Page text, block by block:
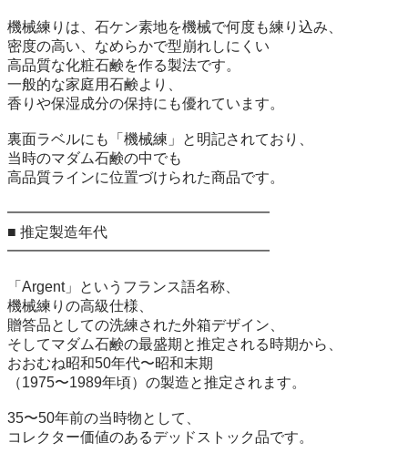
機械練りは、石ケン素地を機械で何度も練り込み、
密度の高い、なめらかで型崩れしにくい
高品質な化粧石鹸を作る製法です。
一般的な家庭用石鹸より、
香りや保湿成分の保持にも優れています。
裏面ラベルにも「機械練」と明記されており、
当時のマダム石鹸の中でも
高品質ラインに位置づけられた商品です。
━━━━━━━━━━━━━━━━━━
■ 推定製造年代
━━━━━━━━━━━━━━━━━━
「Argent」というフランス語名称、
機械練りの高級仕様、
贈答品としての洗練された外箱デザイン、
そしてマダム石鹸の最盛期と推定される時期から、
おおむね昭和50年代〜昭和末期
（1975〜1989年頃）の製造と推定されます。
35〜50年前の当時物として、
コレクター価値のあるデッドストック品です。